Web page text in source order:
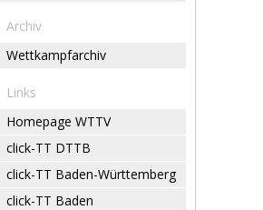
Archiv
Wettkampfarchiv
Links
Homepage WTTV
click-TT DTTB
click-TT Baden-Württemberg
click-TT Baden